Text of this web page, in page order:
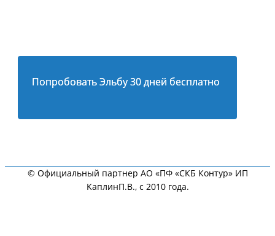
Попробовать Эльбу 30 дней бесплатно
© Официальный партнер АО «ПФ «СКБ Контур» ИП
KaплинП.В., с 2010 года.